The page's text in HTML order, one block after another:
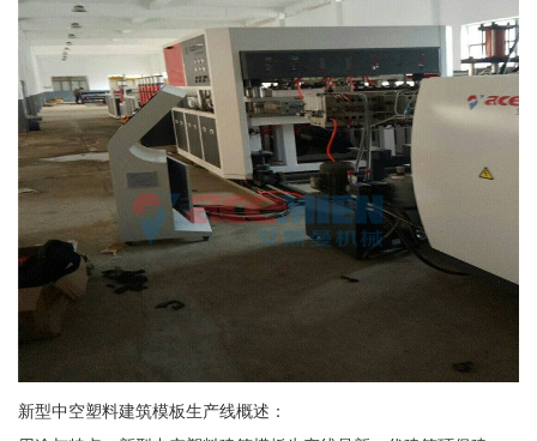
新型中空塑料建筑模板生产线概述：